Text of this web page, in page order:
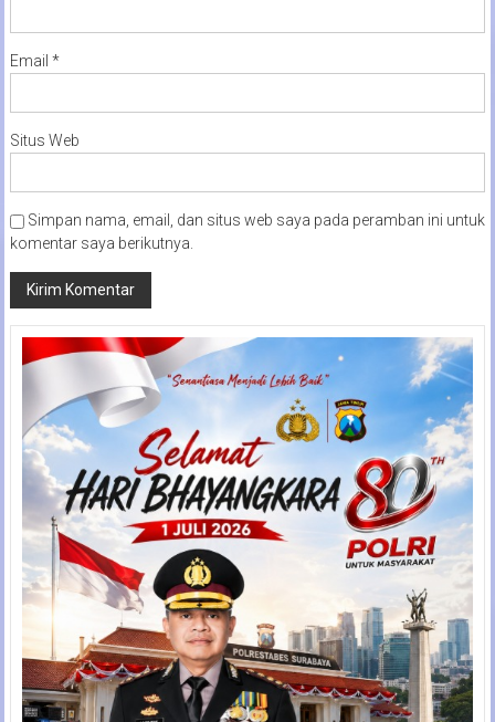
Email *
Situs Web
Simpan nama, email, dan situs web saya pada peramban ini untuk
komentar saya berikutnya.